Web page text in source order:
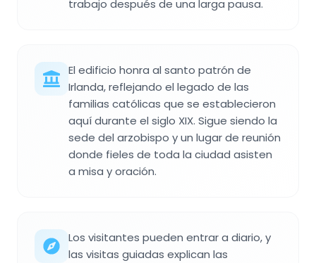
trabajo después de una larga pausa.
El edificio honra al santo patrón de
Irlanda, reflejando el legado de las
familias católicas que se establecieron
aquí durante el siglo XIX. Sigue siendo la
sede del arzobispo y un lugar de reunión
donde fieles de toda la ciudad asisten
a misa y oración.
Los visitantes pueden entrar a diario, y
las visitas guiadas explican las